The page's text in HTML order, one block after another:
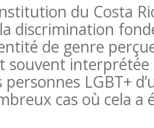
du Costa
discrimination
de genre
souvent interprétée
LGBT+
cas où cela a